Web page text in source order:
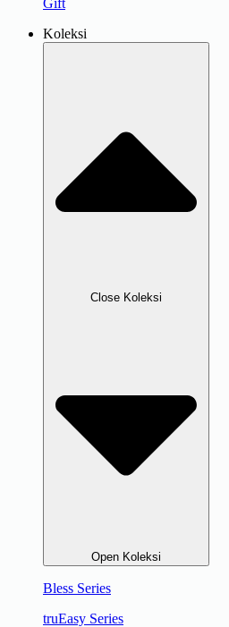
Koleksi
Close Koleksi
Open Koleksi
Bless Series
truEasy Series